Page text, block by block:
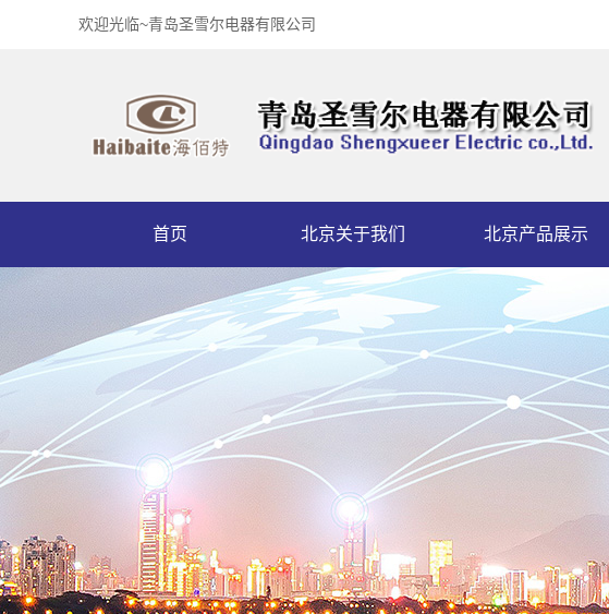
欢迎光临~青岛圣雪尔电器有限公司
首页 北京关于我们 北京产品展示